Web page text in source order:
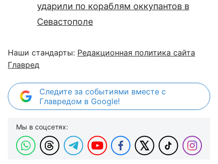
ударили по кораблям оккупантов в
Севастополе
Наши стандарты: Редакционная политика сайта
Главред
Следите за событиями вместе с
Главредом в Google!
Мы в соцсетях: